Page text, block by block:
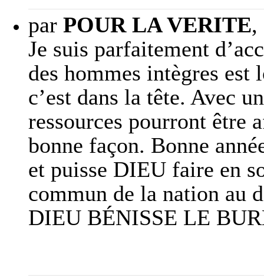
par POUR LA VERITE,
Je suis parfaitement
des hommes intègres est
c’est dans la tête. Avec
ressources pourront être
bonne façon. Bonne
et puisse DIEU faire en
commun de la nation au
DIEU BÉNISSE LE